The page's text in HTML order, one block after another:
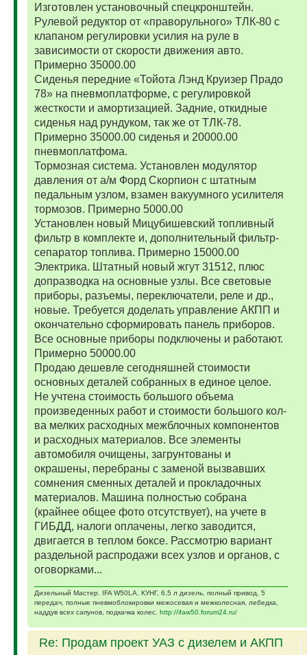
Изготовлен установочный спецкронштейн.
Рулевой редуктор от «праворульного» ТЛК-80 с
клапаном регулировки усилия на руле в
зависимости от скорости движения авто.
Примерно 35000.00
Сиденья передние «Тойота Лэнд Круизер Прадо
78» на пневмоплатформе, с регулировкой
жесткости и амортизацией. Задние, откидные
сиденья над рундуком, так же от ТЛК-78.
Примерно 35000.00 сиденья и 20000.00
пневмоплатфома.
Тормозная система. Установлен модулятор
давления от а/м Форд Скорпион с штатным
педальным узлом, взамен вакуумного усилителя
тормозов. Примерно 5000.00
Установлен новый Мицубишевский топливный
фильтр в комплекте и, дополнительный фильтр-
сепаратор топлива. Примерно 15000.00
Электрика. Штатный новый жгут 31512, плюс
допразводка на основные узлы. Все световые
приборы, разъемы, переключатели, реле и др.,
новые. Требуется доделать управление АКПП и
окончательно сформировать панель приборов.
Все основные приборы подключены и работают.
Примерно 50000.00
Продаю дешевле сегодняшней стоимости
основных деталей собранных в единое целое.
Не учтена стоимость большого объема
произведенных работ и стоимости большого кол-
ва мелких расходных межблочных компонентов
и расходных материалов. Все элементы
автомобиля очищены, загрунтованы и
окрашены, перебраны с заменой вызвавших
сомнения сменных деталей и прокладочных
материалов. Машина полностью собрана
(крайнее общее фото отсутствует), на учете в
ГИБДД, налоги оплачены, легко заводится,
двигается в теплом боксе. Рассмотрю вариант
раздельной распродажи всех узлов и органов, с
оговорками...
Дизельный Мастер. IFA W50LA, КУНГ, 6,5 л дизель, полный привод, 5
передач, полные пневмоблокировки межосевая и межколесная, лебедка,
наддув всех сапунов, подкачка колес. http://ifaw50.forum24.ru/
Re: Продам проект УАЗ с дизелем и АКПП